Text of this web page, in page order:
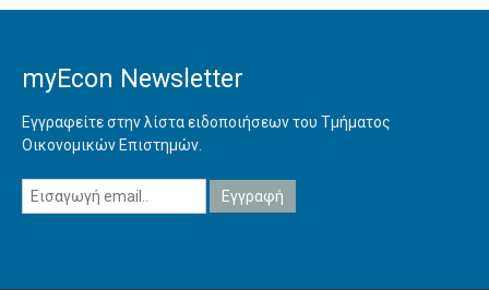
myEcon Newsletter
Εγγραφείτε στην λίστα ειδοποιήσεων του Τμήματος
Οικονομικών Επιστημών.